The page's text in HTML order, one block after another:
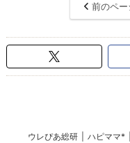
前のペー
ウレぴあ総研 ハピママ*